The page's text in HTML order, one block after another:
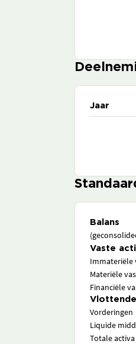
Jaar
Balans
Vaste
Immateriële
Materiële
Financiële
Vorderingen
Liquide
Totale activa